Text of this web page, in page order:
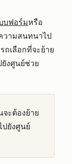
บฟอร์มหรือ
วามสนทนาไป
ถเลือกที่จะย้าย
งศูนย์ช่วย
ะต้องย้าย
ยังศูนย์